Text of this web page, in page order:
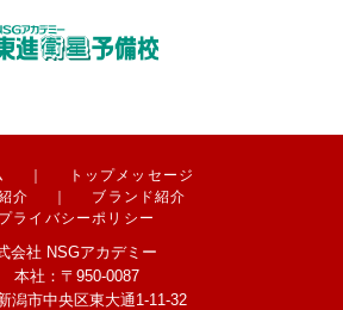
｜
トップメッセージ
介
｜
ブランド紹介
プライバシーポリシー
会社 NSGアカデミー
本社：〒950-0087
潟市中央区東大通1-11-32